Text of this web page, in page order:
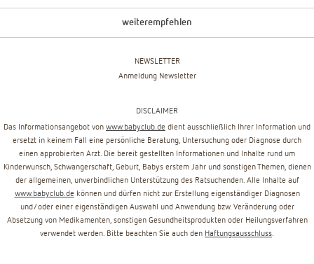
weiterempfehlen
NEWSLETTER
Anmeldung Newsletter
DISCLAIMER
Das Informationsangebot von www.babyclub.de dient ausschließlich Ihrer Information und
ersetzt in keinem Fall eine persönliche Beratung, Untersuchung oder Diagnose durch
einen approbierten Arzt. Die bereit gestellten Informationen und Inhalte rund um
Kinderwunsch, Schwangerschaft, Geburt, Babys erstem Jahr und sonstigen Themen, dienen
der allgemeinen, unverbindlichen Unterstützung des Ratsuchenden. Alle Inhalte auf
www.babyclub.de können und dürfen nicht zur Erstellung eigenständiger Diagnosen
und/oder einer eigenständigen Auswahl und Anwendung bzw. Veränderung oder
Absetzung von Medikamenten, sonstigen Gesundheitsprodukten oder Heilungsverfahren
verwendet werden. Bitte beachten Sie auch den Haftungsausschluss.